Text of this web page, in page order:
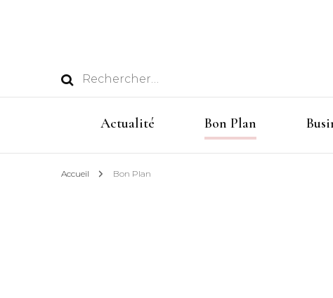
Rechercher :
Actualité Bon Plan
Accueil Bon Plan